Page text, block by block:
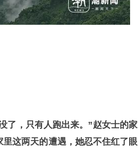
了，只有人跑出来。”赵女士的家
这两天的遭遇，她忍不住红了眼